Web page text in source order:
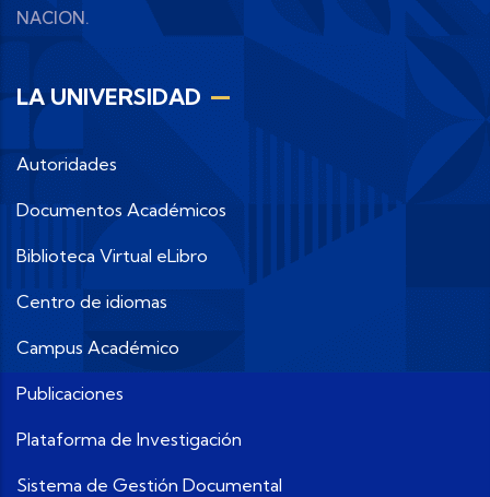
NACION.
LA UNIVERSIDAD
Autoridades
Documentos Académicos
Biblioteca Virtual eLibro
Centro de idiomas
Campus Académico
Publicaciones
Plataforma de Investigación
Sistema de Gestión Documental